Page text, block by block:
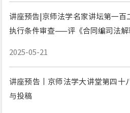
讲座预告|京师法学名家讲坛第一百
执行条件审查——评《合同编司法解
2025-05-21
讲座预告丨京师法学大讲堂第四十
与投稿